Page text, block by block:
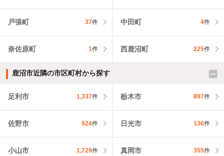
戸張町 37件 中田町 4件
奈佐原町 1件 西鹿沼町 225件
鹿沼市近隣の市区町村から探す
足利市 1,337件 栃木市 897件
佐野市 924件 日光市 136件
小山市 1,729件 真岡市 355件